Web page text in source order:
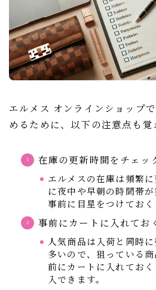
エルメス オンラインショップ
めるために、以下の注意点も覚
在庫の更新時間をチェッ
エルメスの在庫は頻繁
に夜中や早朝の時間帯が
事前に目星をつけておく
事前にカートに入れてお
人気商品は入荷と同時
多いので、狙っている
前にカートに入れてお
入できます。